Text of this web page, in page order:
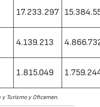
17.233.297
4.139.213
1.815.049
Turismo y Oficemen.